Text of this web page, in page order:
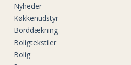
Nyheder
Køkkenudstyr
Borddækning
Boligtekstiler
Bolig